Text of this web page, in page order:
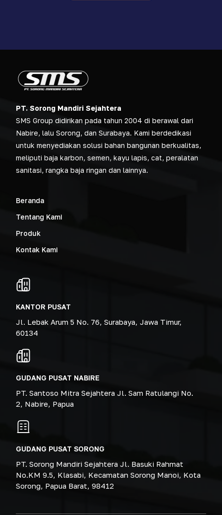
PT. Sorong Mandiri Sejahtera
SMS Group didirikan pada tahun 2004 di berawal dari
Nabire, lalu Sorong, dan Surabaya. Kami berdedikasi
untuk menyediakan solusi bahan bangunan berkualitas,
meliputi baja karbon, semen, kayu lapis, cat, peralatan
sanitasi, rangka baja ringan dan lainnya.
Beranda
Tentang Kami
Produk
Kontak Kami
KANTOR PUSAT
Jl. Lebak Arum 5 No. 76, Surabaya, Jawa Timur,
60134
GUDANG PUSAT NABIRE
PT. Santoso Mitra Sejahtera Jl. Sam Ratulangi No.
2, Nabire, Papua
GUDANG PUSAT SORONG
PT. Sorong Mandiri Sejahtera Jl. Basuki Rahmat
No.KM 9.5, Klasabi, Kecamatan Sorong Manoi, Kota
Sorong, Papua Barat, 98412